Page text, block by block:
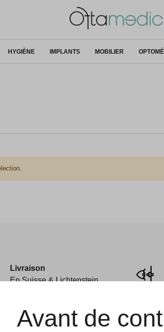
HYGIÈNE IMPLANTS MOBILIER
Avant de
Livraison
En Suisse & Lichtenstein